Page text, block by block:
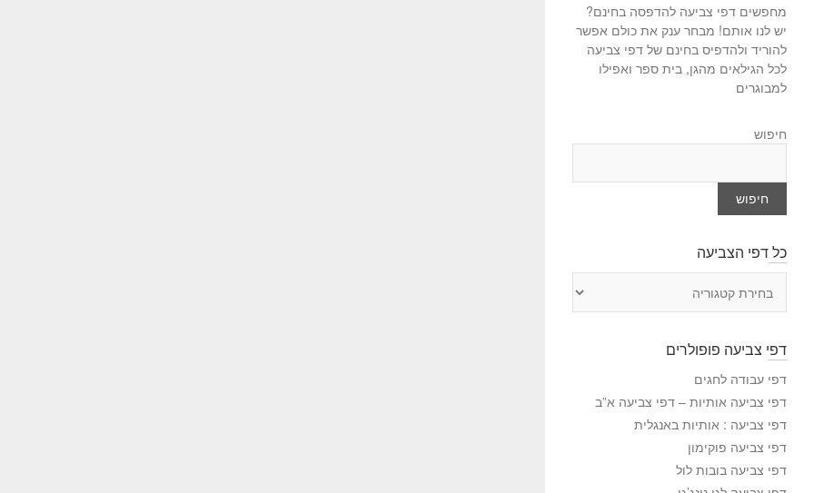
מחפשים דפי צביעה להדפסה בחינם?
יש לנו אותם! מבחר ענק את כולם אפשר
להוריד ולהדפיס בחינם של דפי צביעה
לכל הגילאים מהגן, בית ספר ואפילו
למבוגרים
חיפוש
חיפוש
כל דפי הצביעה
י
ה
צ
י
ע
ה
דפי צביעה פופולרים
דפי עבודה לחגים
דפי צביעה אותיות – דפי צביעה א”ב
דפי צביעה : אותיות באנגלית
דפי צביעה פוקימון
דפי צביעה בובות לול